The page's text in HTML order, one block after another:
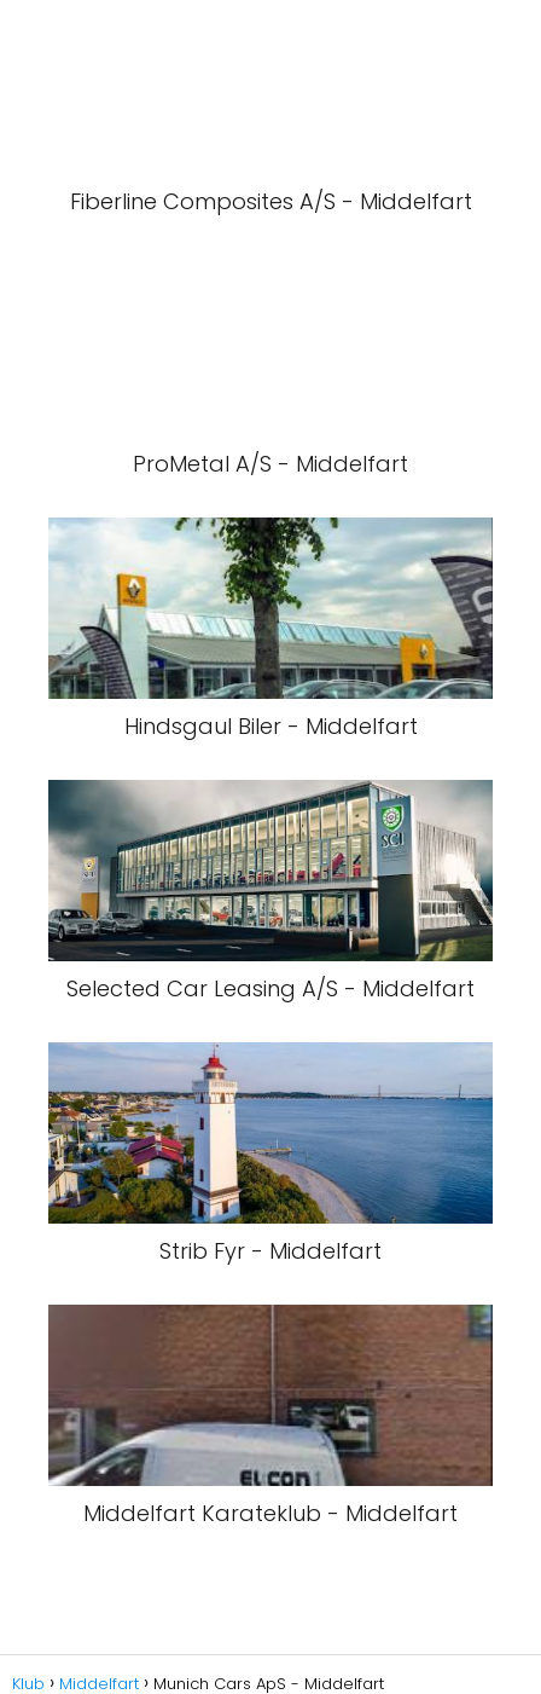
Fiberline Composites A/S - Middelfart
ProMetal A/S - Middelfart
Hindsgaul Biler - Middelfart
Selected Car Leasing A/S - Middelfart
Strib Fyr - Middelfart
Middelfart Karateklub - Middelfart
Klub Middelfart Munich Cars ApS - Middelfart